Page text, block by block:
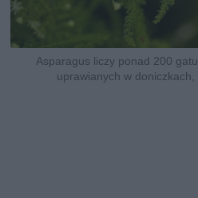
Asparagus liczy ponad 200
uprawianych w